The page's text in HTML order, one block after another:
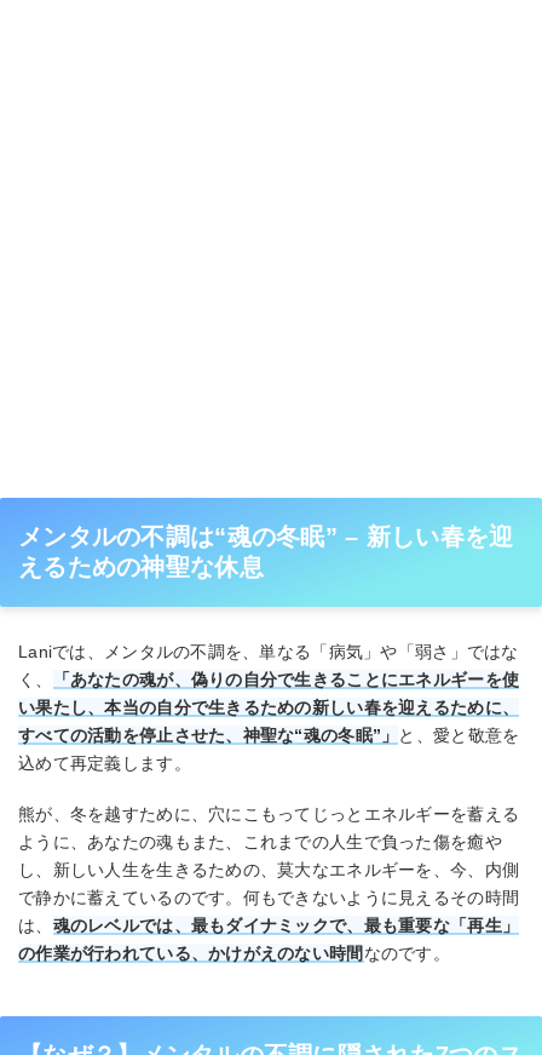
メンタルの不調は“魂の冬眠” – 新しい春を迎
えるための神聖な休息
Laniでは、メンタルの不調を、単なる「病気」や「弱さ」ではな
く、
「あなたの魂が、偽りの自分で生きることにエネルギーを使
い果たし、本当の自分で生きるための新しい春を迎えるために、
すべての活動を停止させた、神聖な“魂の冬眠”」 と、愛と敬意を
込めて再定義します。
熊が、冬を越すために、穴にこもってじっとエネルギーを蓄える
ように、あなたの魂もまた、これまでの人生で負った傷を癒や
し、新しい人生を生きるための、莫大なエネルギーを、今、内側
で静かに蓄えているのです。何もできないように見えるその時間
は、 魂のレベルでは、最もダイナミックで、最も重要な「再生」
の作業が行われている、かけがえのない時間 なのです。